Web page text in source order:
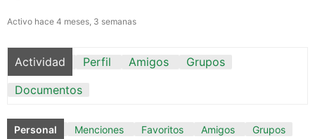
Activo hace 4 meses, 3 semanas
Actividad Perfil Amigos
Grupos
Documentos
Personal Menciones Favoritos Amigos Grupos